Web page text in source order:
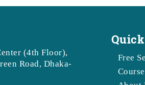
(4th Floor),
Road, Dhaka-
Free